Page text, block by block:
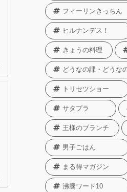
フィーリンきっちん
ヒルナンデス！
きょうの料理
どうなの課・どうな
トリセツショー
サタプラ
王様のブランチ
男子ごはん
まる得マガジン
沸騰ワード10